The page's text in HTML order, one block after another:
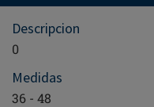
Descripcion
0
Medidas
36 - 48